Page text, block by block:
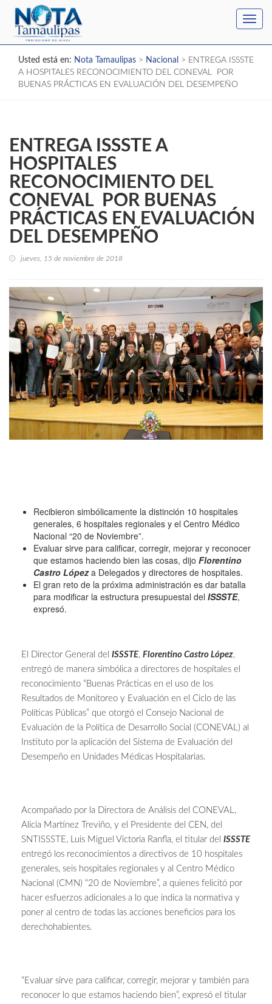
Usted está en: Nota Tamaulipas > Nacional > ENTREGA ISSSTE
A HOSPITALES RECONOCIMIENTO DEL CONEVAL POR
BUENAS PRÁCTICAS EN EVALUACIÓN DEL DESEMPEÑO
ENTREGA ISSSTE A
HOSPITALES
RECONOCIMIENTO DEL
CONEVAL POR BUENAS
PRÁCTICAS EN EVALUACIÓN
DEL DESEMPEÑO
jueves, 15 de noviembre de 2018
Recibieron simbólicamente la distinción 10 hospitales
generales, 6 hospitales regionales y el Centro Médico
Nacional “20 de Noviembre”.
Evaluar sirve para calificar, corregir, mejorar y reconocer
que estamos haciendo bien las cosas, dijo Florentino
Castro Lópeza Delegados y directores de hospitales.
El gran reto de la próxima administración es dar batalla
para modificar la estructura presupuestal del ISSSTE,
expresó.
El Director General del ISSSTE, Florentino Castro López,
entregó de manera simbólica a directores de hospitales el
reconocimiento “Buenas Prácticas en el uso de los
Resultados de Monitoreo y Evaluación en el Ciclo de las
Políticas Públicas” que otorgó el Consejo Nacional de
Evaluación de la Política de Desarrollo Social (CONEVAL) al
Instituto por la aplicación del Sistema de Evaluación del
Desempeño en Unidades Médicas Hospitalarias.
Acompañado por la Directora de Análisis del CONEVAL,
Alicia Martínez Treviño, y el Presidente del CEN, del
SNTISSSTE, Luis Miguel Victoria Ranfla, el titular del ISSSTE
entregó los reconocimientos a directivos de 10 hospitales
generales, seis hospitales regionales y al Centro Médico
Nacional (CMN) “20 de Noviembre”, a quienes felicitó por
hacer esfuerzos adicionales a lo que indica la normativa y
poner al centro de todas las acciones beneficios para los
derechohabientes.
“Evaluar sirve para calificar, corregir, mejorar y también para
reconocer lo que estamos haciendo bien”, expresó el titular